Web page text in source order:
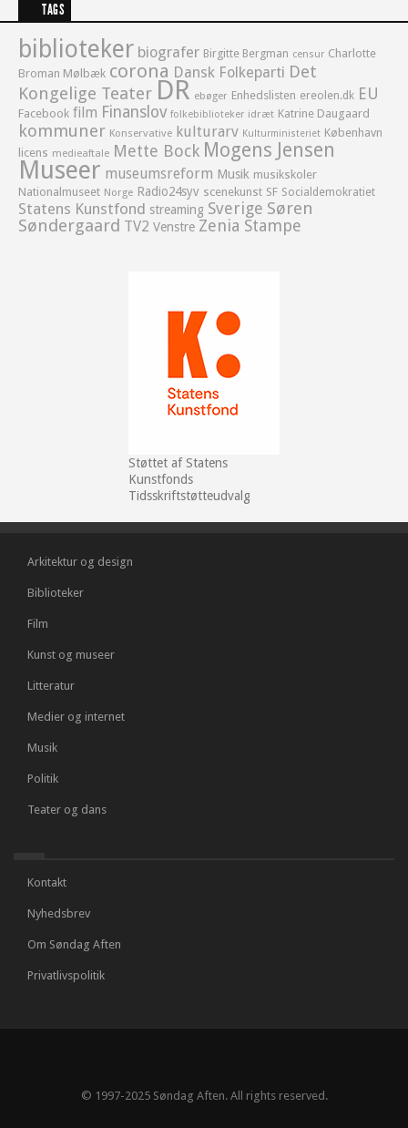
TAGS
biblioteker biografer Birgitte Bergman censur Charlotte
Broman Mølbæk corona Dansk Folkeparti Det
Kongelige Teater DR ebøger Enhedslisten ereolen.dk EU
Facebook film Finanslov folkebiblioteker idræt Katrine Daugaard
kommuner Konservative kulturarv Kulturministeriet København
licens medieaftale Mette Bock Mogens Jensen
Museer museumsreform Musik musikskoler
Nationalmuseet Norge Radio24syv scenekunst SF Socialdemokratiet
Statens Kunstfond streaming Sverige Søren
Søndergaard TV2 Venstre Zenia Stampe
Støttet af Statens
Kunstfonds
Tidsskriftstøtteudvalg
Arkitektur og design
Biblioteker
Film
Kunst og museer
Litteratur
Medier og internet
Musik
Politik
Teater og dans
Kontakt
Nyhedsbrev
Om Søndag Aften
Privatlivspolitik
© 1997-2025 Søndag Aften. All rights reserved.